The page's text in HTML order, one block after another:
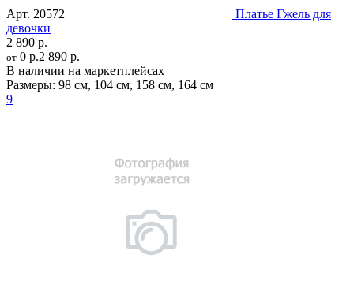
Арт. 20572
Платье Гжель для
девочки
2 890 р.
от 0 р.2 890 р.
В наличии на маркетплейсах
Размеры: 98 см, 104 см, 158 см, 164 см
9